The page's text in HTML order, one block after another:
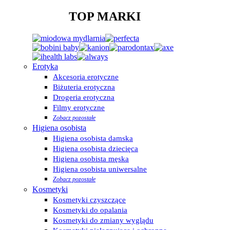
TOP MARKI
Erotyka
Akcesoria erotyczne
Biżuteria erotyczna
Drogeria erotyczna
Filmy erotyczne
Zobacz pozostałe
Higiena osobista
Higiena osobista damska
Higiena osobista dziecięca
Higiena osobista męska
Higiena osobista uniwersalne
Zobacz pozostałe
Kosmetyki
Kosmetyki czyszczące
Kosmetyki do opalania
Kosmetyki do zmiany wyglądu